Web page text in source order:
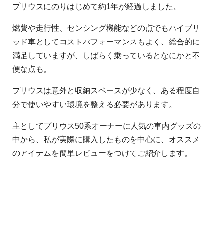
プリウスにのりはじめて約1年が経過しました。
燃費や走行性、センシング機能などの点でもハイブリ
ッド車としてコストパフォーマンスもよく、総合的に
満足していますが、しばらく乗っているとなにかと不
便な点も。
プリウスは意外と収納スペースが少なく、ある程度自
分で使いやすい環境を整える必要があります。
主としてプリウス50系オーナーに人気の車内グッズの
中から、私が実際に購入したものを中心に、オススメ
のアイテムを簡単レビューをつけてご紹介します。